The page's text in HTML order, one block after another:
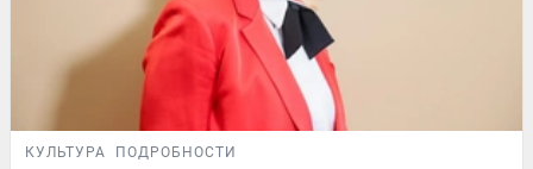
КУЛЬТУРА ПОДРОБНОСТИ